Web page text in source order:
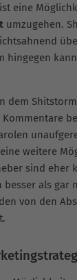
eine
umzugehen.
hingegen
dem
weitere
sind eher
als gar
von den